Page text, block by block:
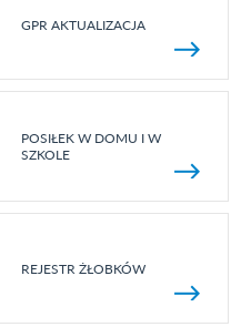
GPR AKTUALIZACJA
POSIŁEK W DOMU I W
SZKOLE
REJESTR ŻŁOBKÓW